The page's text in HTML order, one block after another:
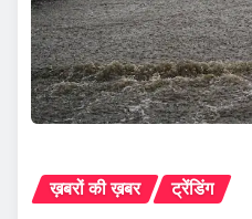
ख़बरों की ख़बर ट्रेंडिंग